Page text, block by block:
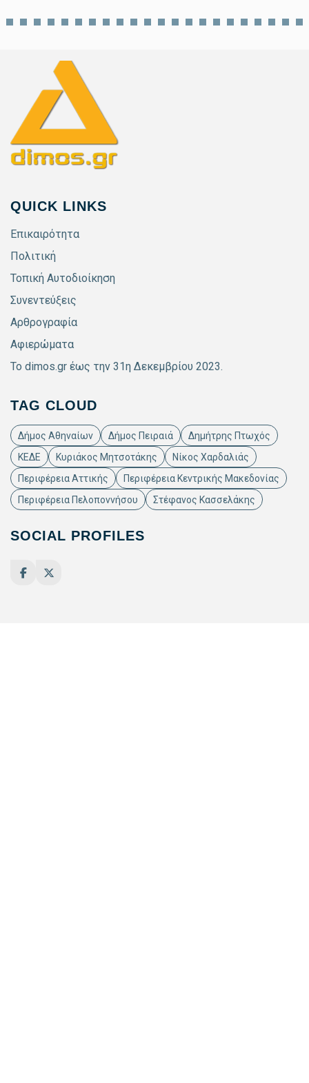
QUICK LINKS
Επικαιρότητα
Πολιτική
Τοπική Αυτοδιοίκηση
Συνεντεύξεις
Αρθρογραφία
Αφιερώματα
Το dimos.gr έως την 31η Δεκεμβρίου 2023.
TAG CLOUD
Δήμος Αθηναίων Δήμος Πειραιά
Δημήτρης Πτωχός
ΚΕΔΕ
Κυριάκος Μητσοτάκης
Νίκος Χαρδαλιάς
Περιφέρεια Αττικής
Περιφέρεια Κεντρικής Μακεδονίας
Περιφέρεια Πελοποννήσου
Στέφανος Κασσελάκης
SOCIAL PROFILES